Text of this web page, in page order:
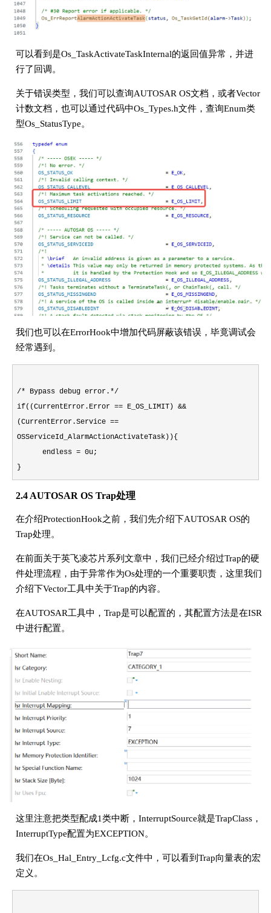
可以看到是Os_TaskActivateTaskInternal的返回值异常，并进
行了回调。
关于错误类型，我们可以查询AUTOSAR OS文档，或者Vector
计数文档，也可以通过代码中Os_Types.h文件，查询Enum类
型Os_StatusType。
我们也可以在ErrorHook中增加代码屏蔽该错误，毕竟调试会
经常遇到。
/* Bypass debug error.*/
if((CurrentError.Error == E_OS_LIMIT) &&
(CurrentError.Service ==
OSServiceId_AlarmActionActivateTask)){
endless = 0u;
}
2.4 AUTOSAR OS Trap处理
在介绍ProtectionHook之前，我们先介绍下AUTOSAR OS的
Trap处理。
在前面关于英飞凌芯片系列文章中，我们已经介绍过Trap的硬
件处理流程，由于异常作为Os处理的一个重要职责，这里我们
介绍下Vector工具中关于Trap的内容。
在AUTOSAR工具中，Trap是可以配置的，其配置方法是在ISR
中进行配置。
这里注意把类型配成1类中断，InterruptSource就是TrapClass，
InterruptType配置为EXCEPTION。
我们在Os_Hal_Entry_Lcfg.c文件中，可以看到Trap向量表的宏
定义。